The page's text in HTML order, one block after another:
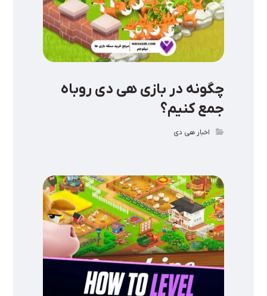
چگونه در بازی هی دی روباه
جمع کنیم؟
اخبار هی دی